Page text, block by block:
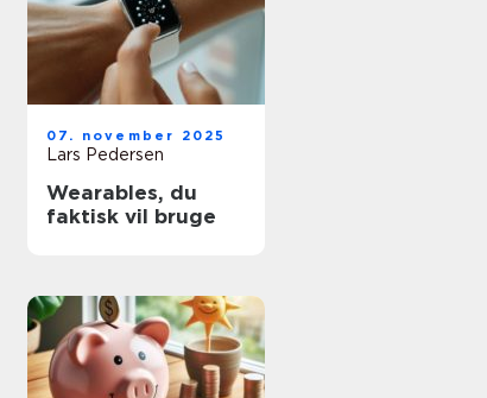
07. november 2025
Lars Pedersen
Wearables, du
faktisk vil bruge